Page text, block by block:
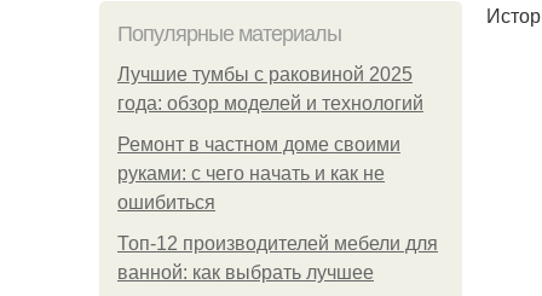
Популярные материалы
Лучшие тумбы с раковиной 2025
года: обзор моделей и технологий
Ремонт в частном доме своими
руками: с чего начать и как не
ошибиться
Топ-12 производителей мебели для
ванной: как выбрать лучшее